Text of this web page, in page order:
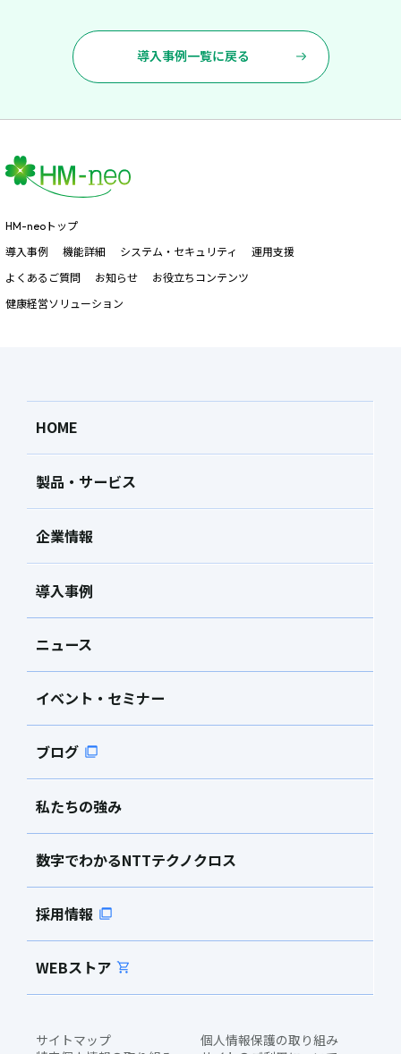
導入事例一覧に戻る
HM-neoトップ
導入事例
機能詳細 システム・セキュリティ
運用支援
よくあるご質問
お知らせ
お役立ちコンテンツ
健康経営ソリューション
HOME
製品・サービス
企業情報
導入事例
ニュース
イベント・セミナー
ブログ
私たちの強み
数字でわかるNTTテクノクロス
採用情報
WEBストア
サイトマップ
個人情報保護の取り組み